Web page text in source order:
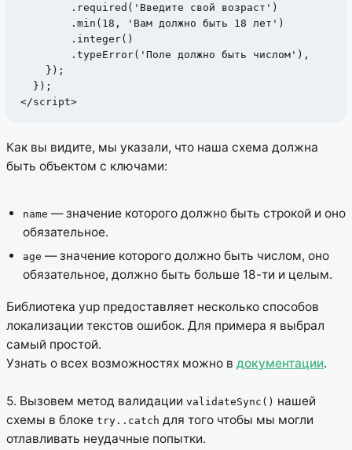
        .required('Введите свой возраст')
        .min(18, 'Вам должно быть 18 лет')
        .integer()
        .typeError('Поле должно быть числом'),
    });
  });
</script>
Как вы видите, мы указали, что наша схема должна
быть объектом с ключами:
name — значение которого должно быть строкой и оно
обязательное.
age — значение которого должно быть числом, оно
обязательное, должно быть больше 18-ти и целым.
Библиотека yup предоставляет несколько способов
локализации текстов ошибок. Для примера я выбрал
самый простой.
Узнать о всех возможностях можно в документации.
5. Вызовем метод валидации validateSync() нашей
схемы в блоке try..catch для того чтобы мы могли
отлавливать неудачные попытки.